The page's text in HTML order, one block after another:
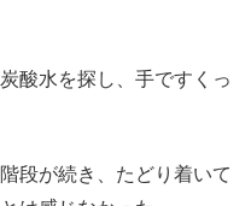
酸水を探し、手ですくっ
段が続き、たどり着いて